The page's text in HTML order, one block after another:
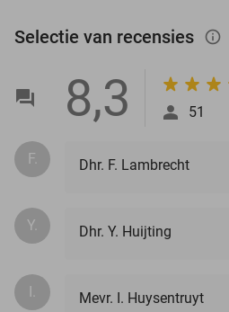
Selectie van recensies
8,3 51
F. Dhr. F. Lambrecht
Y. Dhr. Y. Huijting
I.
Mevr. I. Huysentruyt